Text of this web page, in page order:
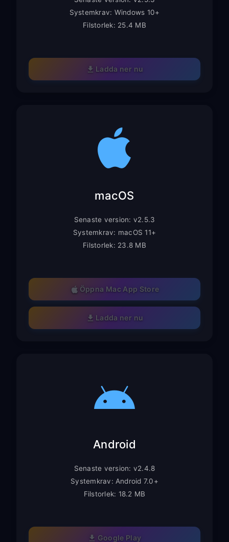
Systemkrav: Windows 10+
Filstorlek: 25.4 MB
Ladda ner nu
macOS
Senaste version: v2.5.3
Systemkrav: macOS 11+
Filstorlek: 23.8 MB
Öppna Mac App Store
Ladda ner nu
Android
Senaste version: v2.4.8
Systemkrav: Android 7.0+
Filstorlek: 18.2 MB
Google Play